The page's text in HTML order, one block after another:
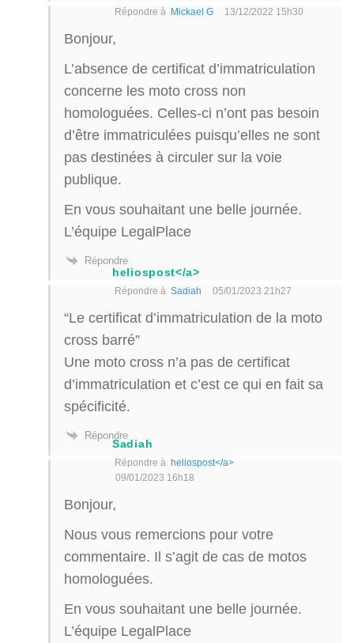
Répondre à Mickael G 13/12/2022 15h30
Bonjour,
L’absence de certificat d’immatriculation
concerne les moto cross non
homologuées. Celles-ci n’ont pas besoin
d’être immatriculées puisqu’elles ne sont
pas destinées à circuler sur la voie
publique.
En vous souhaitant une belle journée.
L’équipe LegalPlace
Répondre
heliospost</a>
Répondre à Sadiah 05/01/2023 21h27
“Le certificat d’immatriculation de la moto
cross barré”
Une moto cross n’a pas de certificat
d’immatriculation et c’est ce qui en fait sa
spécificité.
Répondre
Sadiah
Répondre à heliospost</a>
09/01/2023 16h18
Bonjour,
Nous vous remercions pour votre
commentaire. Il s’agit de cas de motos
homologuées.
En vous souhaitant une belle journée.
L’équipe LegalPlace